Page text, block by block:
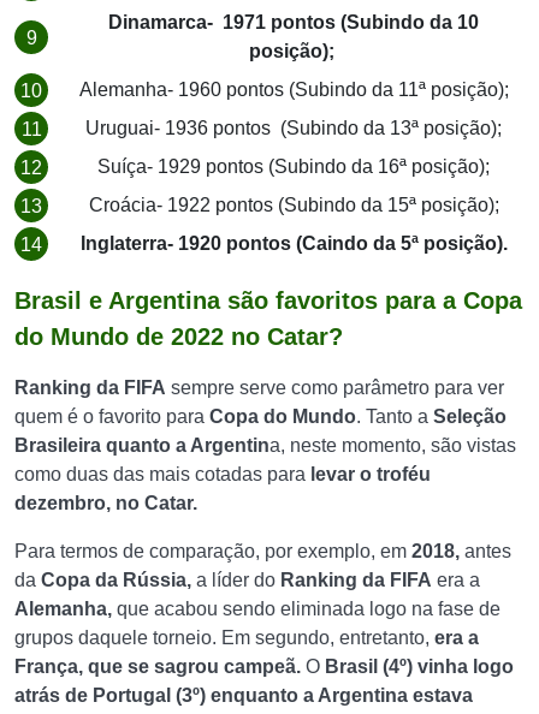
Dinamarca- 1971 pontos (Subindo da 10
posição);
Alemanha- 1960 pontos (Subindo da 11ª posição);
Uruguai- 1936 pontos (Subindo da 13ª posição);
Suíça- 1929 pontos (Subindo da 16ª posição);
Croácia- 1922 pontos (Subindo da 15ª posição);
Inglaterra- 1920 pontos (Caindo da 5ª posição).
Brasil e Argentina são favoritos para a Copa
do Mundo de 2022 no Catar?
Ranking da FIFA sempre serve como parâmetro para ver
quem é o favorito para Copa do Mundo. Tanto a Seleção
Brasileira quanto a Argentina, neste momento, são vistas
como duas das mais cotadas para levar o troféu
dezembro, no Catar.
Para termos de comparação, por exemplo, em 2018, antes
da Copa da Rússia, a líder do Ranking da FIFA era a
Alemanha, que acabou sendo eliminada logo na fase de
grupos daquele torneio. Em segundo, entretanto, era a
França, que se sagrou campeã. O Brasil (4º) vinha logo
atrás de Portugal (3º) enquanto a Argentina estava